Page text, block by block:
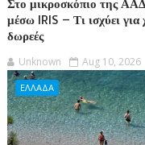
Στο μικροσκόπιο της
μέσω IRIS – Τι ισχύει για
δωρεές
Unknown Aug 10, 2026
ΕΛΛΑΔΑ